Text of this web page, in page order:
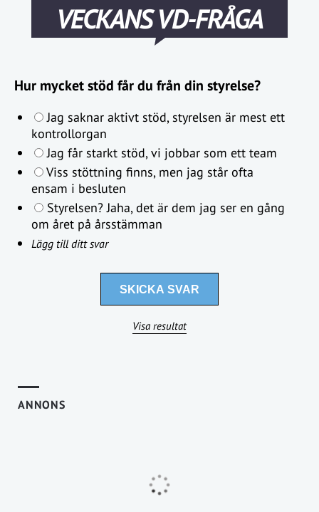
VECKANS VD-FRÅGA
Hur mycket stöd får du från din styrelse?
Jag saknar aktivt stöd, styrelsen är mest ett
kontrollorgan
Jag får starkt stöd, vi jobbar som ett team
Viss stöttning finns, men jag står ofta
ensam i besluten
Styrelsen? Jaha, det är dem jag ser en gång
om året på årsstämman
Lägg till ditt svar
Visa resultat
ANNONS